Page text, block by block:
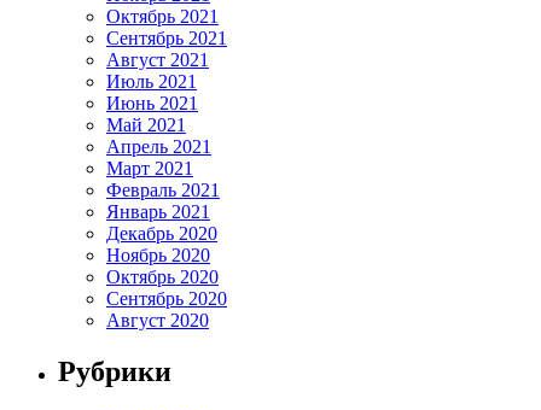
Октябрь 2021
Сентябрь 2021
Август 2021
Июль 2021
Июнь 2021
Май 2021
Апрель 2021
Март 2021
Февраль 2021
Январь 2021
Декабрь 2020
Ноябрь 2020
Октябрь 2020
Сентябрь 2020
Август 2020
Рубрики